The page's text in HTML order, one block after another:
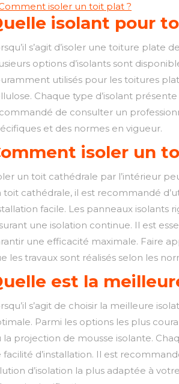
isoler un toit plat ?
isolant pour
s’agit d’isoler une toiture
options d’isolants sont
utilisés pour les toitures
Chaque type d’isolant
de consulter un
et des normes en vigueur.
isoler un
un toit cathédrale par l’intérieur
toit cathédrale, il est recommandé
facile. Les panneaux
une isolation continue. Il est
une efficacité maximale. Faire
les travaux sont réalisés selon les
est la
s’agit de choisir la meilleure
Parmi les options les plus
la projection de mousse isolante.
facilité d’installation. Il est
d’isolation la plus adaptée à